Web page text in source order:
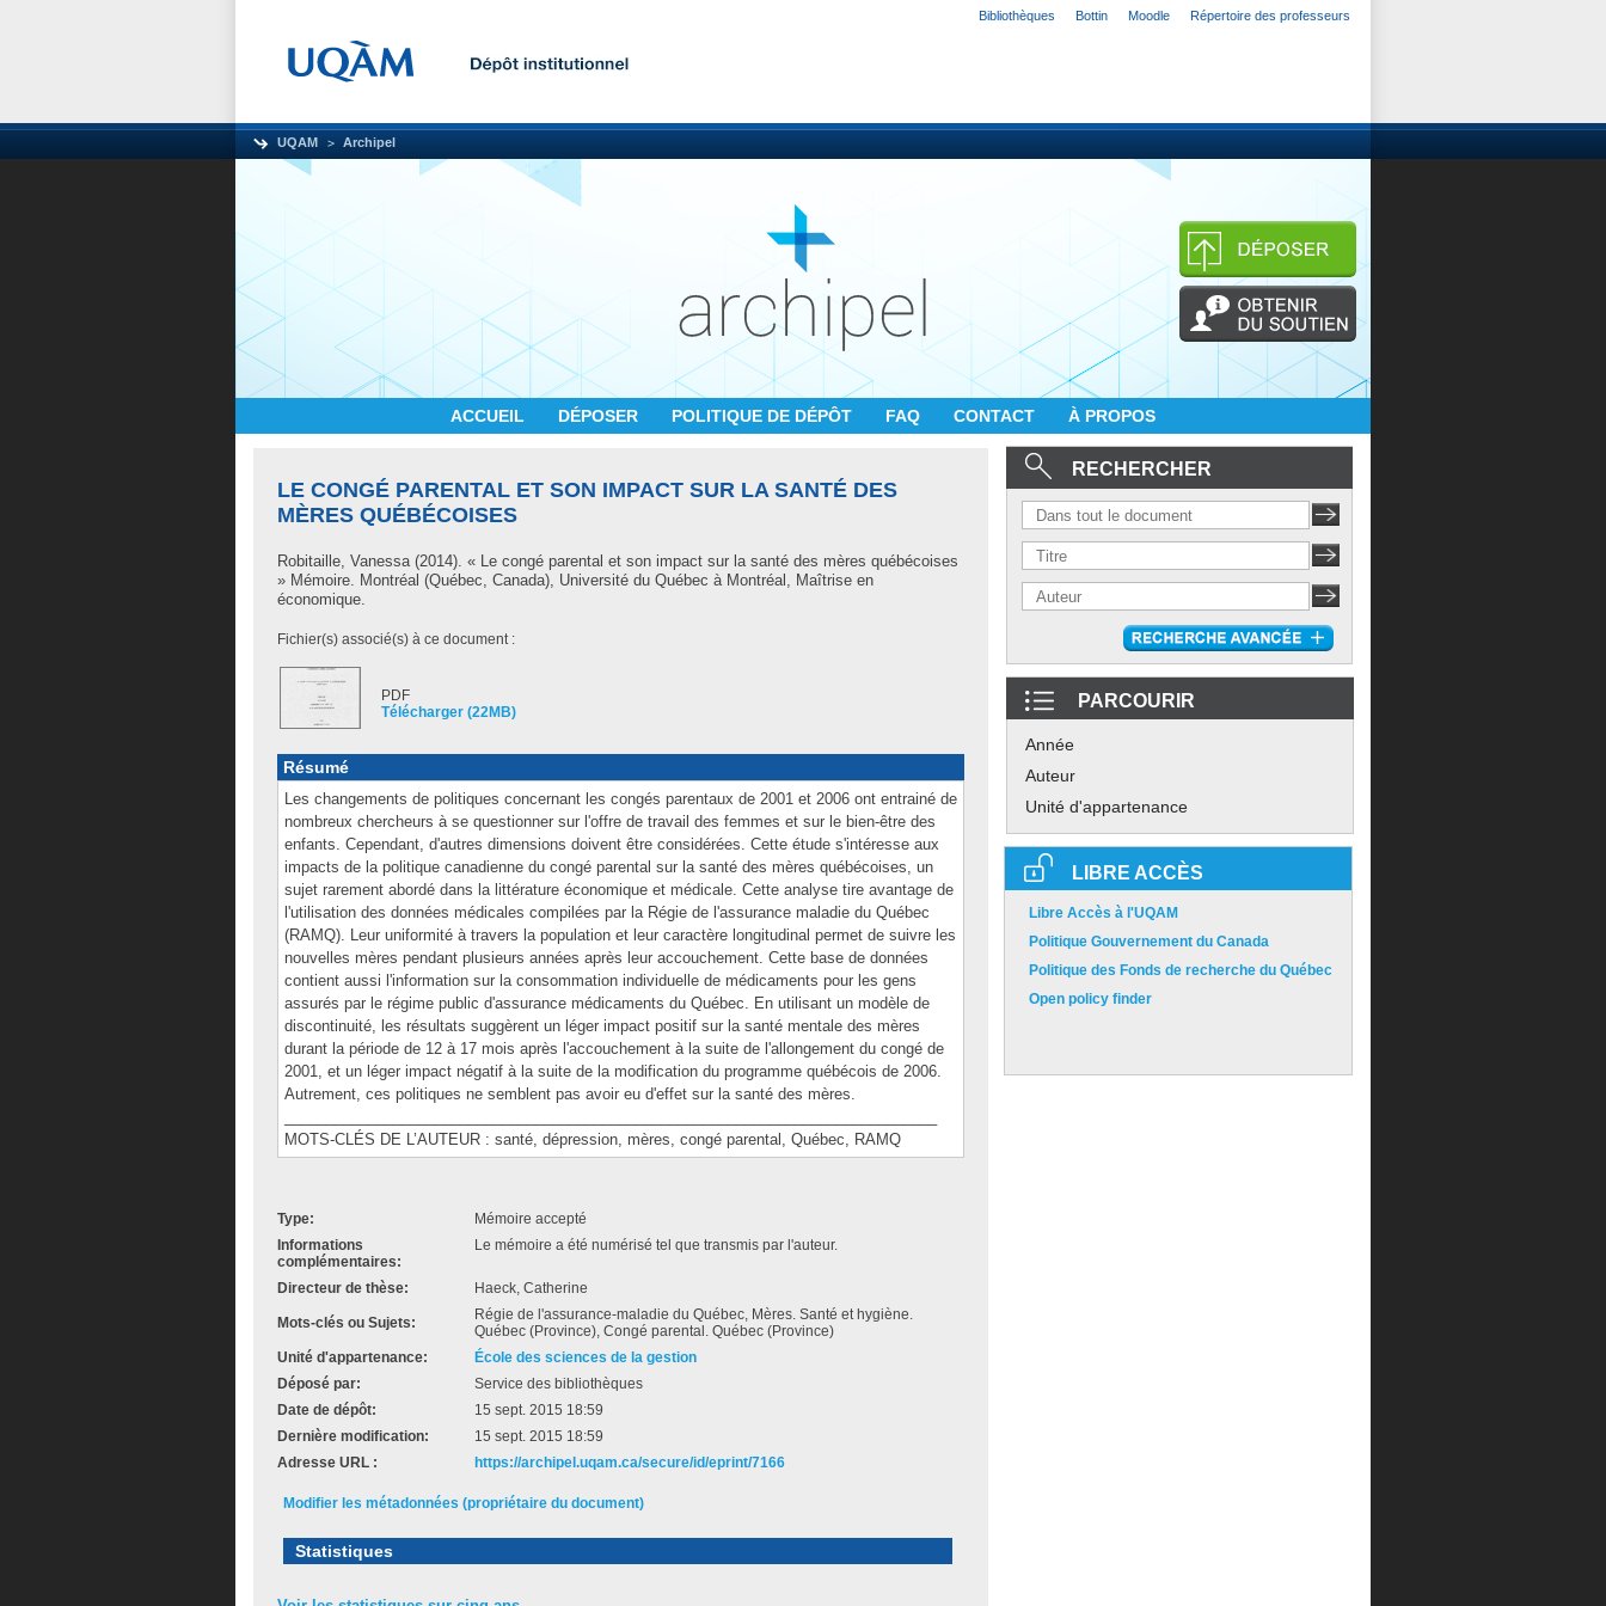
Bibliothèques Bottin Moodle Répertoire des professeurs
UQAM Archipel
ACCUEIL DÉPOSER POLITIQUE DE DÉPÔT FAQ CONTACT À PROPOS
LE CONGÉ PARENTAL ET SON IMPACT SUR LA SANTÉ DES
MÈRES QUÉBÉCOISES
Robitaille, Vanessa(2014). « Le congé parental et son impact sur la santé des mères québécoises
» Mémoire. Montréal (Québec, Canada), Université du Québec à Montréal, Maîtrise en
économique.
Fichier(s) associé(s) à ce document :
PDF
Télécharger (22MB)
Résumé
Les changements de politiques concernant les congés parentaux de 2001 et 2006 ont entrainé de
nombreux chercheurs à se questionner sur l'offre de travail des femmes et sur le bien-être des
enfants. Cependant, d'autres dimensions doivent être considérées. Cette étude s'intéresse aux
impacts de la politique canadienne du congé parental sur la santé des mères québécoises, un
sujet rarement abordé dans la littérature économique et médicale. Cette analyse tire avantage de
l'utilisation des données médicales compilées par la Régie de l'assurance maladie du Québec
(RAMQ). Leur uniformité à travers la population et leur caractère longitudinal permet de suivre les
nouvelles mères pendant plusieurs années après leur accouchement. Cette base de données
contient aussi l'information sur la consommation individuelle de médicaments pour les gens
assurés par le régime public d'assurance médicaments du Québec. En utilisant un modèle de
discontinuité, les résultats suggèrent un léger impact positif sur la santé mentale des mères
durant la période de 12 à 17 mois après l'accouchement à la suite de l'allongement du congé de
2001, et un léger impact négatif à la suite de la modification du programme québécois de 2006.
Autrement, ces politiques ne semblent pas avoir eu d'effet sur la santé des mères.
MOTS-CLÉS DE L’AUTEUR : santé, dépression, mères, congé parental, Québec, RAMQ
Type:
Mémoire accepté
Informations
complémentaires:
Le mémoire a été numérisé tel que transmis par l'auteur.
Directeur de thèse: Haeck, Catherine
Mots-clés ou Sujets:
Régie de l'assurance-maladie du Québec, Mères. Santé et hygiène.
Québec (Province), Congé parental. Québec (Province)
Unité d'appartenance:
École des sciences de la gestion
Déposé par:
Service des bibliothèques
Date de dépôt:
15 sept. 2015 18:59
Dernière modification:
15 sept. 2015 18:59
Adresse URL :
https://archipel.uqam.ca/secure/id/eprint/7166
Modifier les métadonnées (propriétaire du document)
Statistiques
RECHERCHER
PARCOURIR
Année
Auteur
Unité d'appartenance
LIBRE ACCÈS
Libre Accès à l'UQAM
Politique Gouvernement du Canada
Politique des Fonds de recherche du Québec
Open policy finder